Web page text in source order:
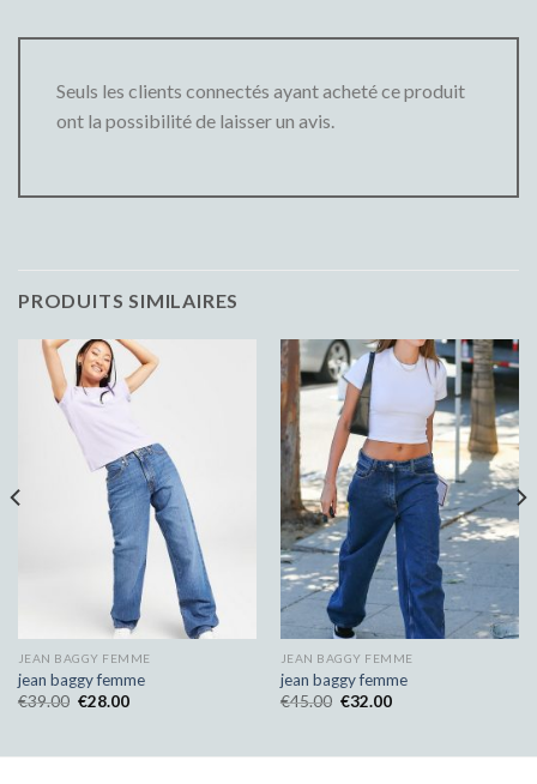
Seuls les clients connectés ayant acheté ce produit
ont la possibilité de laisser un avis.
PRODUITS SIMILAIRES
JEAN BAGGY FEMME
jean baggy femme
€39.00 €28.00
JEAN BAGGY FEMME
jean baggy femme
€45.00 €32.00